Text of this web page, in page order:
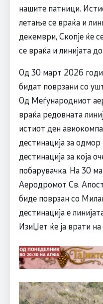
нашите патници.
летање се враќа и
декември, Скопје ќе
се враќа и линијата
Од 30 март 2026
бидат поврзани со
Од Меѓународниот
враќа редовната
истиот ден
дестинација за
дестинација за која
побарувачка. На 30
Аеродромот Св.
биде поврзан со
дестинација е
ИзиЏет ќе ја врати